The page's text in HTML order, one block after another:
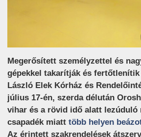
Megerősített személyzettel és
gépekkel takarítják és fertőtlenítik
László Elek Kórház és
július 17-én, szerda délután
vihar és a rövid idő alatt lezúduló
csapadék miatt több helyen
Az érintett szakrendelések